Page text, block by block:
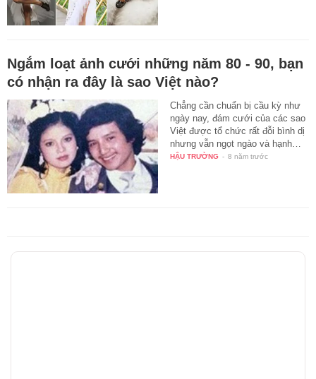
Ngắm loạt ảnh cưới những năm 80 - 90, bạn
có nhận ra đây là sao Việt nào?
Chẳng cần chuẩn bị cầu kỳ như
ngày nay, đám cưới của các sao
Việt được tổ chức rất đỗi bình dị
nhưng vẫn ngọt ngào và hạnh…
HẬU TRƯỜNG - 8 năm trước